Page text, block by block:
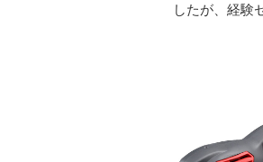
したが、経験